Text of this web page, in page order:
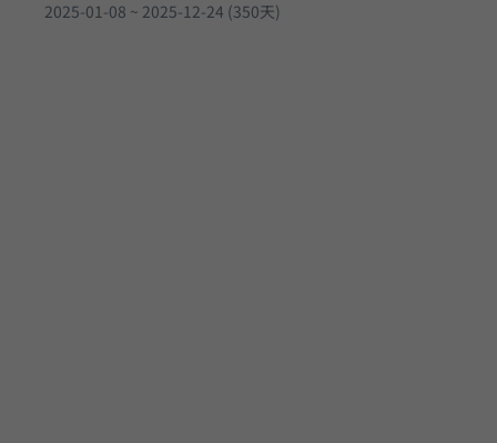
2025-01-08 ~ 2025-12-24 (350天)